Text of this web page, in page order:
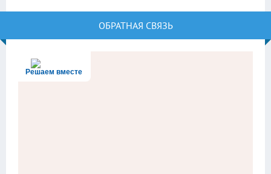
ОБРАТНАЯ СВЯЗЬ
Решаем вместе